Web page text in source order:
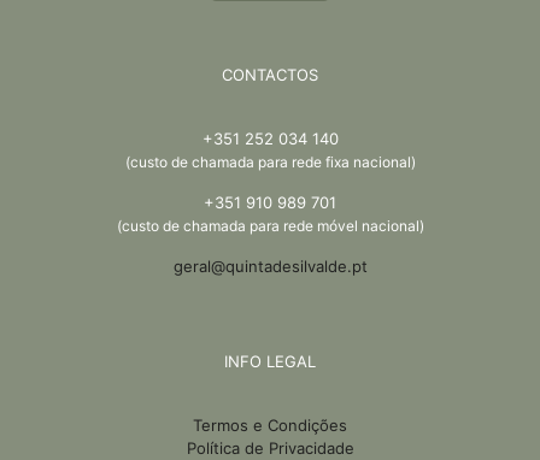
CONTACTOS
+351 252 034 140
(custo de chamada para rede fixa nacional)
+351 910 989 701
(custo de chamada para rede móvel nacional)
geral@quintadesilvalde.pt
INFO LEGAL
Termos e Condições
Política de Privacidade